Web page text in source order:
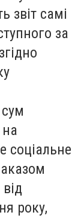
звіт самі
за
соціальне
року,